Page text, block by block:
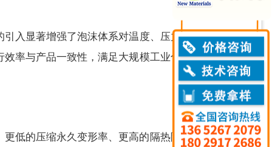
入显著增强了泡沫体系对温度、压力及原料波动的
率与产品一致性，满足大规模工业化生产对稳定性
低的压缩永久变形率、更高的隔热隔音性能以及更